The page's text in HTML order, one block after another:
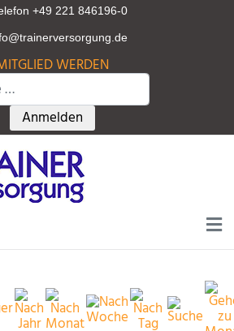
+49 221 846196-0
e
WERDEN
Type 2 or more characters for
Anmelden